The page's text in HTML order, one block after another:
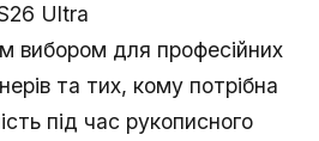
Ultra
вибором для професійних
та тих, кому потрібна
під час рукописного